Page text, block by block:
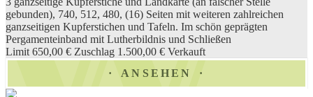
gebunden), 740, 512, 480, (16) Seiten mit weiteren zahlreichen
ganzseitigen Kupferstichen und Tafeln. Im schön geprägten
Pergamenteinband mit Lutherbildnis und Schließen
Limit 650,00 € Zuschlag 1.500,00 € Verkauft
ANSEHEN